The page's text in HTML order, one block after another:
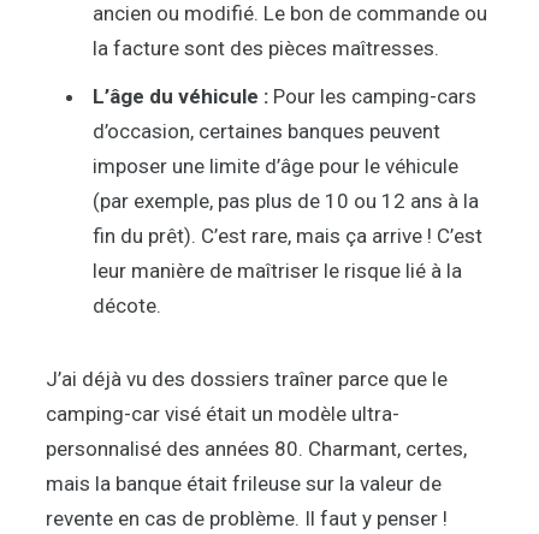
ancien ou modifié. Le bon de commande ou
la facture sont des pièces maîtresses.
L’âge du véhicule : Pour les camping-cars
d’occasion, certaines banques peuvent
imposer une limite d’âge pour le véhicule
(par exemple, pas plus de 10 ou 12 ans à la
fin du prêt). C’est rare, mais ça arrive ! C’est
leur manière de maîtriser le risque lié à la
décote.
J’ai déjà vu des dossiers traîner parce que le
camping-car visé était un modèle ultra-
personnalisé des années 80. Charmant, certes,
mais la banque était frileuse sur la valeur de
revente en cas de problème. Il faut y penser !